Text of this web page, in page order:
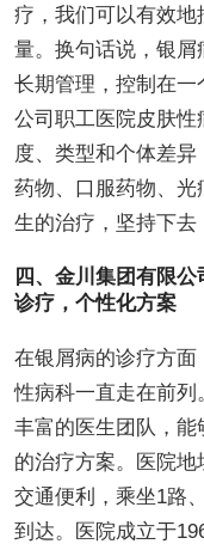
疗，我们可以有效
量。换句话说，银
长期管理，控制在一
公司职工医院皮肤
度、类型和个体差
药物、口服药物、
生的治疗，坚持下去
四、金川集团有限
诊疗，个性化方案
在银屑病的诊疗方
性病科一直走在前
丰富的医生团队，
的治疗方案。医院地
交通便利，乘坐1路
到达。医院成立于